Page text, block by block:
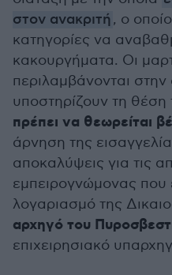
στον ανακριτή, ο
κατηγορίες να
κακουργήματα. Οι
περιλαμβάνονται
υποστηρίζουν τη θέση
πρέπει να θεωρείται
άρνηση της
αποκαλύψεις για τις
εμπειρογνώμονας που
λογαριασμό της
αρχηγό του
επιχειρησιακό